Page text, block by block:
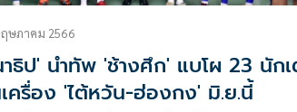
ษภาคม 2566
ธิป' นำทัพ 'ช้างศึก' แบโผ 23 นักเ
ครื่อง 'ไต้หวัน-ฮ่องกง' มิ.ย.นี้